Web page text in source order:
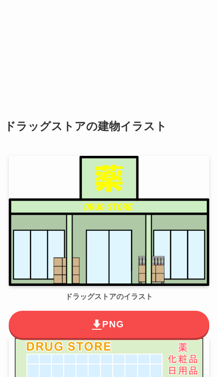
ドラッグストアの建物イラスト
ドラッグストアのイラスト
PNG